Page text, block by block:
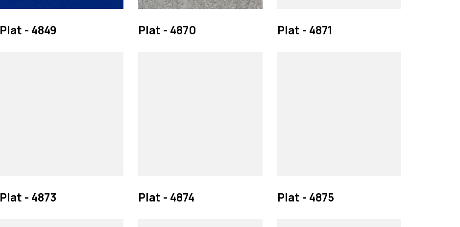
Plat - 4849 Plat - 4870 Plat - 4871
Plat - 4873 Plat - 4874 Plat - 4875